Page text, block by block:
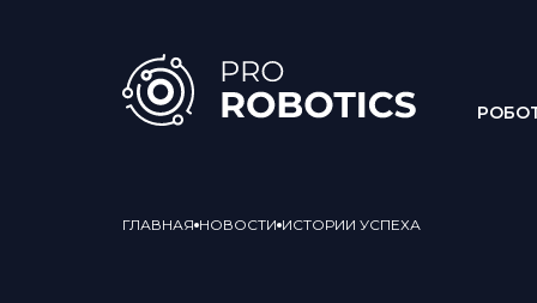
ГЛАВНАЯ НОВОСТИ ИСТОРИИ УСПЕХА